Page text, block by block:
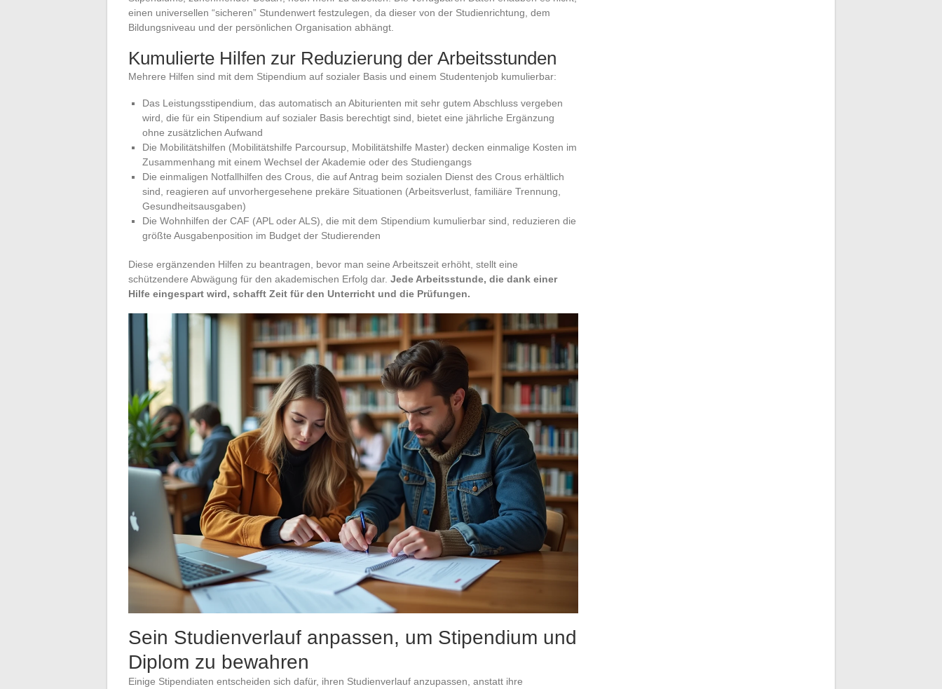
einen universellen “sicheren” Stundenwert festzulegen, da dieser von der Studienrichtung, dem
Bildungsniveau und der persönlichen Organisation abhängt.
Kumulierte Hilfen zur Reduzierung der Arbeitsstunden
Mehrere Hilfen sind mit dem Stipendium auf sozialer Basis und einem Studentenjob kumulierbar:
Das Leistungsstipendium, das automatisch an Abiturienten mit sehr gutem Abschluss vergeben
wird, die für ein Stipendium auf sozialer Basis berechtigt sind, bietet eine jährliche Ergänzung
ohne zusätzlichen Aufwand
Die Mobilitätshilfen (Mobilitätshilfe Parcoursup, Mobilitätshilfe Master) decken einmalige Kosten im
Zusammenhang mit einem Wechsel der Akademie oder des Studiengangs
Die einmaligen Notfallhilfen des Crous, die auf Antrag beim sozialen Dienst des Crous erhältlich
sind, reagieren auf unvorhergesehene prekäre Situationen (Arbeitsverlust, familiäre Trennung,
Gesundheitsausgaben)
Die Wohnhilfen der CAF (APL oder ALS), die mit dem Stipendium kumulierbar sind, reduzieren die
größte Ausgabenposition im Budget der Studierenden
Diese ergänzenden Hilfen zu beantragen, bevor man seine Arbeitszeit erhöht, stellt eine
schützendere Abwägung für den akademischen Erfolg dar. Jede Arbeitsstunde, die dank einer
Hilfe eingespart wird, schafft Zeit für den Unterricht und die Prüfungen.
Sein Studienverlauf anpassen, um Stipendium und
Diplom zu bewahren
Einige Stipendiaten entscheiden sich dafür, ihren Studienverlauf anzupassen, anstatt ihre